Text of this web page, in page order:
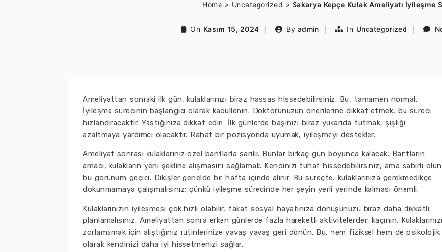
Home » Uncategorized » Sakarya Kepçe Kulak Ameliyatı İyileşme
On Kasım 15, 2024 By admin In Uncategorized
Ameliyattan sonraki ilk gün, kulaklarınızı biraz hassas hissedebilirsiniz. Bu, tamamen normal.
İyileşme sürecinin başlangıcı olarak kabullenin. Doktorunuzun önerilerine dikkat etmek, bu süreci
hızlandıracaktır. Yastığınıza dikkat edin: İlk günlerde başınızı biraz yukarıda tutmak, şişliği
azaltmaya yardımcı olacaktır. Rahat bir pozisyonda uyumak, iyileşmeyi destekler.
Ameliyat sonrası kulaklarınız özel bantlarla sarılır. Bunlar birkaç gün boyunca kalacak. Bantların
amacı, kulakların yeni şekline alışmasını sağlamak. Kendinizi tuhaf hissedebilirsiniz, ama sabırlı
bu görünüm geçici. Dikişler genelde bir hafta içinde alınır. Bu süreçte, kulaklarınıza gerekmedikçe
dokunmamaya çalışmalısınız; çünkü iyileşme sürecinde her şeyin yerli yerinde kalması önemli.
Kulaklarınızın iyileşmesi çok hızlı olabilir, fakat sosyal hayatınıza dönüşünüzü biraz daha dikkatli
planlamalısınız. Ameliyattan sonra erken günlerde fazla hareketli aktivitelerden kaçının. Kulaklarınızı
zorlamamak için alıştığınız rutinlerinize yavaş yavaş geri dönün. Bu, hem fiziksel hem de psikolojik
olarak kendinizi daha iyi hissetmenizi sağlar.